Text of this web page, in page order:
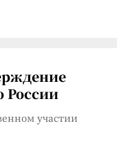
России
участии